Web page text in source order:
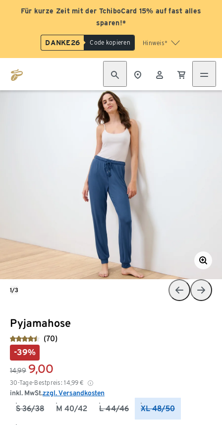
Für kurze Zeit mit der TchiboCard 15% auf fast alles
sparen!*
DANKE26 Code kopieren Hinweis*
Pyjamahose
(70)
-39%
14,99 9,00
30-Tage-Bestpreis: 14,99 €
inkl. MwSt.zzgl. Versandkosten
S 36/38 M 40/42 L 44/46 XL 48/50
1/3